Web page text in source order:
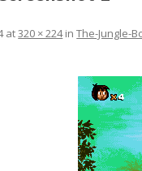
at320 × 224inThe-Jungle-